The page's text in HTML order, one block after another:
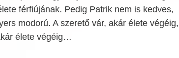
férfiújának. Pedig Patrik nem is kedves,
modorú. A szerető vár, akár élete végéig,
élete végéig…